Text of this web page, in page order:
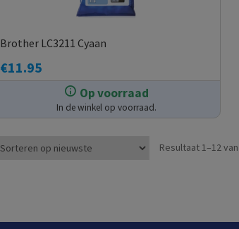
Op voorraad
In de winkel op voorraad.
Brother LC3211 Cyaan
€11.95
Resultaat 1–12